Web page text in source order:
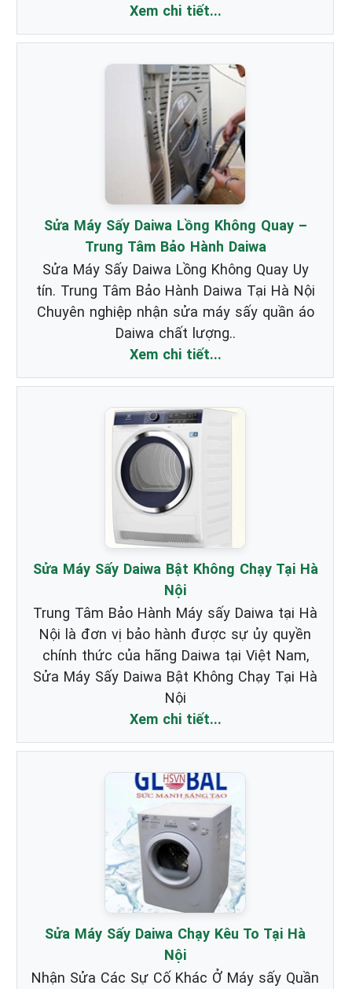
Xem chi tiết...
Sửa Máy Sấy Daiwa Lồng Không Quay –
Trung Tâm Bảo Hành Daiwa
Sửa Máy Sấy Daiwa Lồng Không Quay Uy
tín. Trung Tâm Bảo Hành Daiwa Tại Hà Nội
Chuyên nghiệp nhận sửa máy sấy quần áo
Daiwa chất lượng..
Xem chi tiết...
Sửa Máy Sấy Daiwa Bật Không Chạy Tại Hà
Nội
Trung Tâm Bảo Hành Máy sấy Daiwa tại Hà
Nội là đơn vị bảo hành được sự ủy quyền
chính thức của hãng Daiwa tại Việt Nam,
Sửa Máy Sấy Daiwa Bật Không Chạy Tại Hà
Nội
Xem chi tiết...
Sửa Máy Sấy Daiwa Chạy Kêu To Tại Hà
Nội
Nhận Sửa Các Sự Cố Khác Ở Máy sấy Quần